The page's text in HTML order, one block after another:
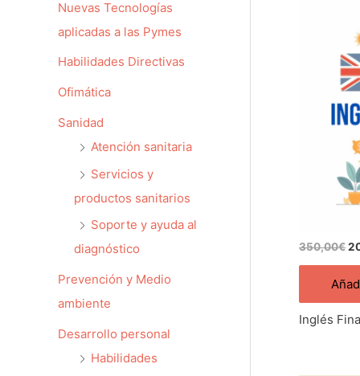
Nuevas Tecnologías
aplicadas a las Pymes
Habilidades Directivas
Ofimática
Sanidad
Atención sanitaria
Servicios y
productos sanitarios
Soporte y ayuda al
diagnóstico
Prevención y Medio
ambiente
Desarrollo personal
Habilidades
350,00€
Inglés